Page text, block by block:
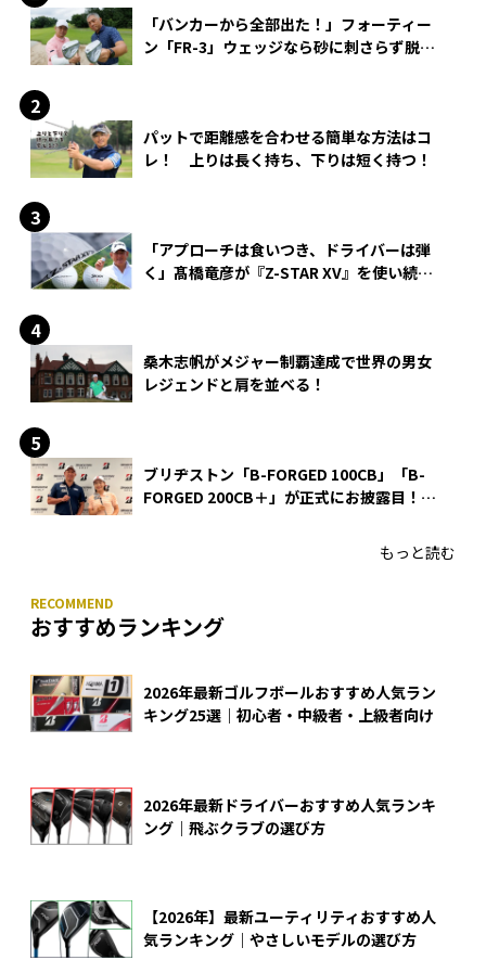
「バンカーから全部出た！」フォーティー
ン「FR-3」ウェッジなら砂に刺さらず脱出
パットで距離感を合わせる簡単な方法はコ
レ！ 上りは長く持ち、下りは短く持つ！
「アプローチは食いつき、ドライバーは弾
く」髙橋竜彦が『Z-STAR XV』を使い続け
桑木志帆がメジャー制覇達成で世界の男女
レジェンドと肩を並べる！
ブリヂストン「B-FORGED 100CB」「B-
FORGED 200CB＋」が正式にお披露目！
もっと読む
おすすめランキング
2026年最新ゴルフボールおすすめ人気ラン
キング25選｜初心者・中級者・上級者向け
2026年最新ドライバーおすすめ人気ランキ
ング｜飛ぶクラブの選び方
【2026年】最新ユーティリティおすすめ人
気ランキング｜やさしいモデルの選び方